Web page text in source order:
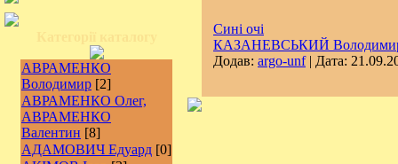
АВРАМЕНКО
Володимир [2]
АВРАМЕНКО Олег,
АВРАМЕНКО
Валентин [8]
АДАМОВИЧ Едуард [0]
Сині очі
КАЗАНЕВСЬКИЙ
Додав: argo-unf| Дата: